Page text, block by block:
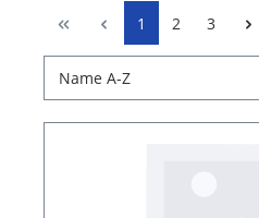
1 2 3